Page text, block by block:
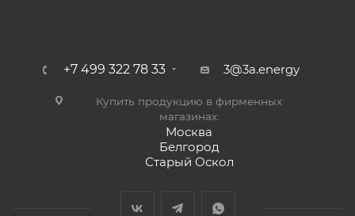
+7 499 322 78 33 3@3a.energy
Купить продукцию в фирменных
магазинах:
Москва
Белгород
Старый Оскол